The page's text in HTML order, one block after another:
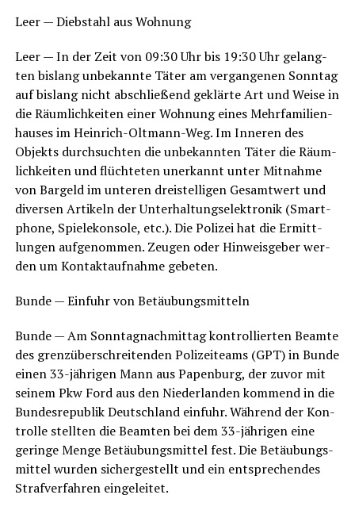
Leer — Dieb­stahl aus Wohnung
Leer — In der Zeit von 09:30 Uhr bis 19:30 Uhr gelang­
ten bis­lang unbe­kann­te Täter am ver­gan­ge­nen Sonn­tag
auf bis­lang nicht abschlie­ßend geklär­te Art und Wei­se in
die Räum­lich­kei­ten einer Woh­nung eines Mehr­fa­mi­li­en­
hau­ses im Hein­rich-Olt­mann-Weg. Im Inne­ren des
Objekts durch­such­ten die unbe­kann­ten Täter die Räum­
lich­kei­ten und flüch­te­ten uner­kannt unter Mit­nah­me
von Bar­geld im unte­ren drei­stel­li­gen Gesamt­wert und
diver­sen Arti­keln der Unter­hal­tungs­elek­tro­nik (Smart­
phone, Spie­le­kon­so­le, etc.). Die Poli­zei hat die Ermitt­
lun­gen auf­ge­nom­men. Zeu­gen oder Hin­weis­ge­ber wer­
den um Kon­takt­auf­nah­me gebeten.
Bun­de — Ein­fuhr von Betäubungsmitteln
Bun­de — Am Sonn­tag­nach­mit­tag kon­trol­lier­ten Beam­te
des grenz­über­schrei­ten­den Poli­zei­teams (GPT) in Bun­de
einen 33-jäh­ri­gen Mann aus Papen­burg, der zuvor mit
sei­nem Pkw Ford aus den Nie­der­lan­den kom­mend in die
Bun­des­re­pu­blik Deutsch­land ein­fuhr. Wäh­rend der Kon­
trol­le stell­ten die Beam­ten bei dem 33-jäh­ri­gen eine
gerin­ge Men­ge Betäu­bungs­mit­tel fest. Die Betäu­bungs­
mit­tel wur­den sicher­ge­stellt und ein ent­spre­chen­des
Straf­ver­fah­ren eingeleitet.